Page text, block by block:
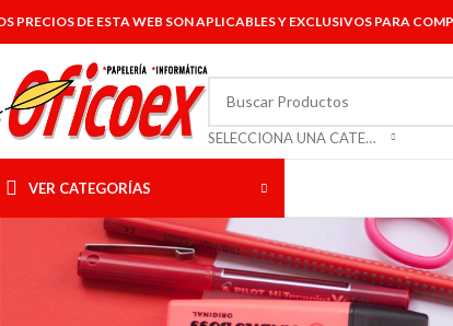
PRECIOS DE ESTA WEB SON APLICABLES Y EXCLUSIVOS PARA
SELECCIONA UNA CATEGORÍA
VER CATEGORÍAS